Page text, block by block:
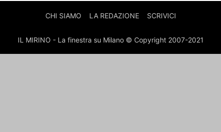
CHI SIAMO LA REDAZIONE SCRIVICI
IL MIRINO - La finestra su Milano © Copyright 2007-2021